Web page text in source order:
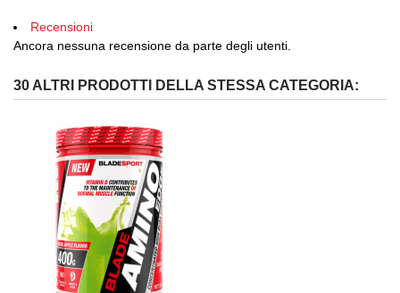
Recensioni
Ancora nessuna recensione da parte degli utenti.
30 ALTRI PRODOTTI DELLA STESSA CATEGORIA: